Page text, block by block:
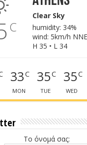
C
Clear Sky
humidity: 34%
wind: 5km/h NNE
H 35 • L 34
33C
MON
35C
TUE
35C
WED
Το όνομά σας: